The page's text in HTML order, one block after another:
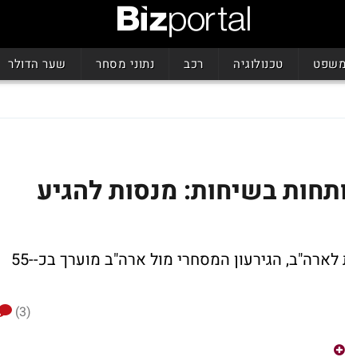
משפט טכנולוגיה רכב נתוני מסחר שער הדולר
בשיחות: מנסות להגיע
קוריאה הדרומית היא אחת היצואניות הגדולות לארה"ב, הגירעון המסחרי מול ארה"ב מוערך בכ-55-
(3)